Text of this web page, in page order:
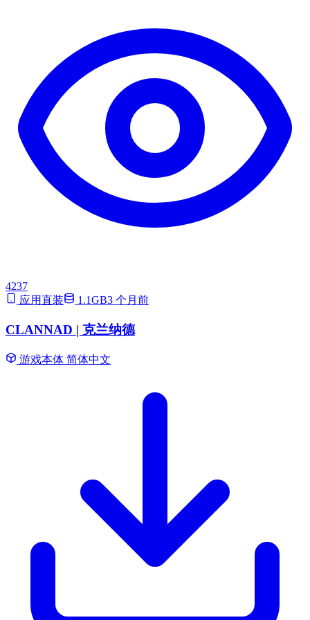
4237
应用直装
1.1GB3 个月前
CLANNAD | 克兰纳德
游戏本体 简体中文